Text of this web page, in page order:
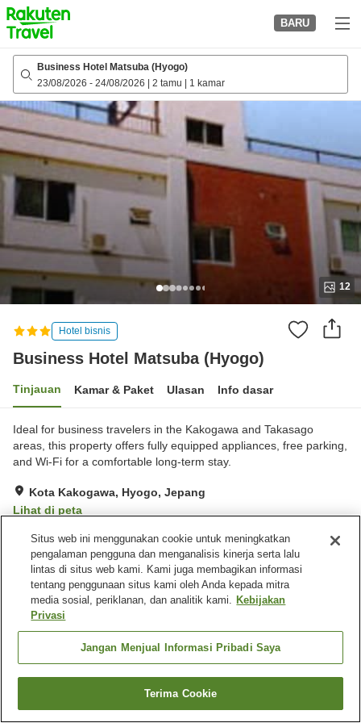
to
top
page
BARU
Business Hotel Matsuba (Hyogo)
23/08/2026 - 24/08/2026 2 tamu 1 kamar
12
Hotel bisnis
Business Hotel Matsuba (Hyogo)
Tinjauan Kamar & Paket Ulasan Info dasar
Ideal for business travelers in the Kakogawa and Takasago
areas, this property offers fully equipped appliances, free parking,
and Wi-Fi for a comfortable long-term stay.
Kota Kakogawa, Hyogo, Jepang
Lihat di peta
Fasilitas properti
Tempat parkir
Mesin penjual otomatis
Laundry gratis
Laundry berbayar
Beranda
Business Hotel Matsuba (Hyogo)
Cari kamar
Situs web ini menggunakan cookie untuk meningkatkan
pengalaman pengguna dan menganalisis kinerja serta lalu
lintas di situs web kami. Kami juga membagikan informasi
tentang penggunaan situs kami oleh Anda kepada mitra
media sosial, periklanan, dan analitik kami. Kebijakan
Privasi
Jangan Menjual Informasi Pribadi Saya
Terima Cookie